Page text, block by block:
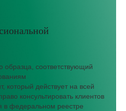
образца, соответствующий
который действует на всей
консультировать клиентов
в федеральном реестре